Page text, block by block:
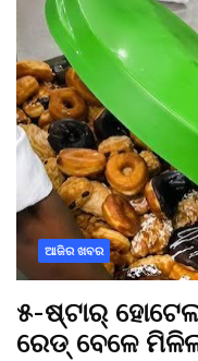
ଆଜିର ଖବର
୫-ଷ୍ଟାର୍
ରେଡ୍ ବେଳେ